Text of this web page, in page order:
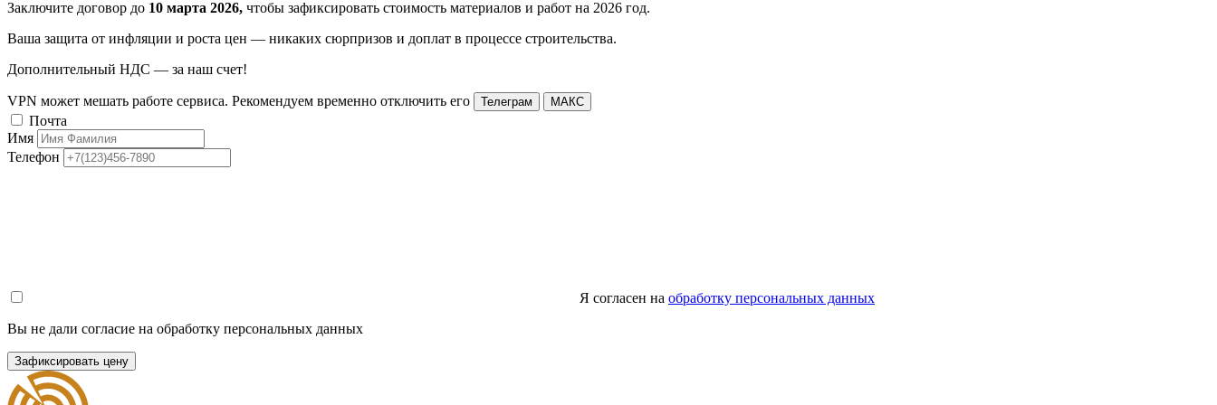
Заключите договор до 10 марта 2026, чтобы зафиксировать стоимость материалов и работ на 2026 год.
Ваша защита от инфляции и роста цен — никаких сюрпризов и доплат в процессе строительства.
Дополнительный НДС — за наш счет!
VPN может мешать работе сервиса. Рекомендуем временно отключить его Телеграм МАКС
Почта
Имя
Телефон
Я согласен на обработку персональных данных
Вы не дали согласие на обработку персональных данных
Зафиксировать цену